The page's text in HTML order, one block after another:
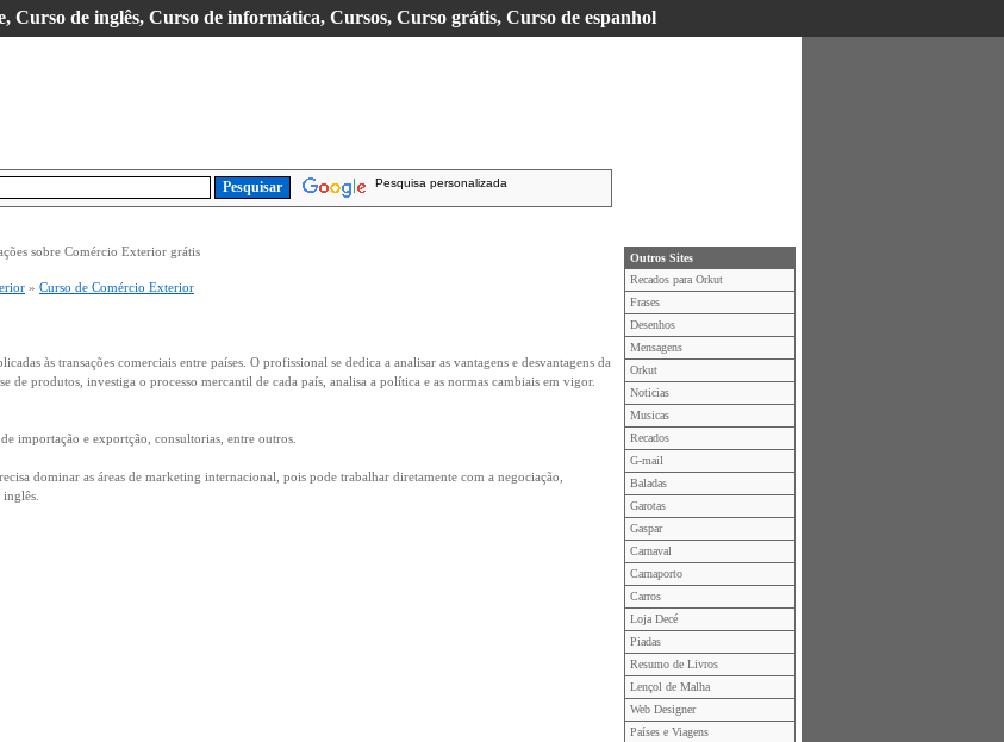
Curso de inglês, Curso de informática, Cursos, Curso grátis, Curso de espanhol
Pesquisa personalizada
sobre Comércio Exterior grátis
» Curso de Comércio Exterior
às transações comerciais entre países. O profissional se dedica a analisar as vantagens e desvantagens da
de produtos, investiga o processo mercantil de cada país, analisa a política e as normas cambiais em vigor.
importação e exportção, consultorias, entre outros.
dominar as áreas de marketing internacional, pois pode trabalhar diretamente com a negociação,
Outros Sites
Recados para Orkut
Frases
Desenhos
Mensagens
Orkut
Noticias
Musicas
Recados
G-mail
Baladas
Garotas
Gaspar
Carnaval
Carnaporto
Carros
Loja Decé
Piadas
Resumo de Livros
Lençol de Malha
Web Designer
Países e Viagens